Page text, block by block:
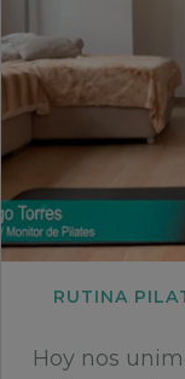
RUTINA
Hoy nos